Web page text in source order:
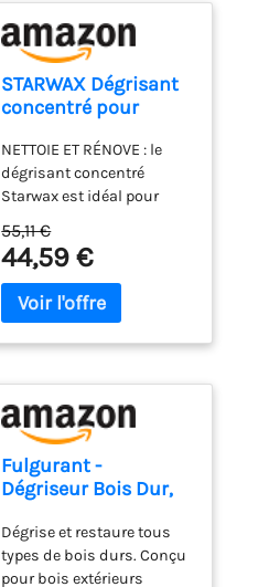
STARWAX Dégrisant
concentré pour
NETTOIE ET RÉNOVE : le
dégrisant concentré
Starwax est idéal pour
profondeur les terrasses,
planchers, bardages ou
caillebotis en bois,
redonnant à l'espace
L'ASPECT DU BOIS : ce
dégrisant redonne au bois
son aspect d'origine,
temps et les décolorations
pour des surfaces en bois
comme neuves.
PRÉPARATION AVANT
RÉNOVATION : ce dégrisant
55,11 €
44,59 €
Fulgurant -
Dégriseur Bois Dur,
Dégraisse et
Restaure Tous Types
de Bois, 1 L
Dégrise et restaure tous
types de bois durs. Conçu
pour bois extérieurs